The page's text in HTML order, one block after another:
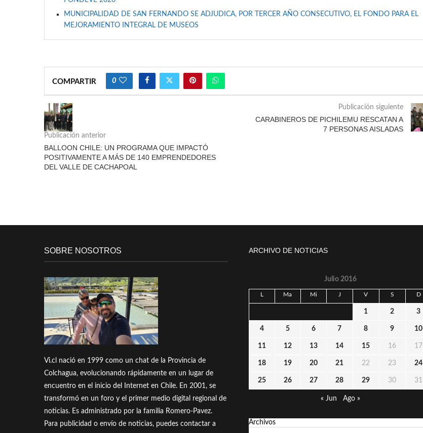
MUNICIPALIDAD DE SAN FERNANDO SE ADJUDICA, POR TERCER AÑO CONSECUTIVO, EL FONDO PARA EL
MEJORAMIENTO INTEGRAL DE MUSEOS
COMPARTIR 0
Publicación anterior
BALLOON CHILE: UN PROGRAMA QUE IMPACTÓ
POSITIVAMENTE A MÁS DE 140 EMPRENDEDORES
DEL VALLE DE CACHAPOAL
Publicación siguiente
CARABINEROS DE PICHILEMU RESCATAN A
7 PERSONAS AISLADAS
SOBRE NOSOTROS
Vi.cl nació en 1999 como un chat de la Provincia de
Colchagua, evolucionando rápidamente en un lugar de
encuentro en el inicio del Internet en Chile. En 2001, se
transformó en un foro y el primer medio digital regional de
noticias. Es administrado por la familia Romero-Pavez.
Para publicidad o envío de noticias, puedes contactar a
ARCHIVO DE NOTICIAS
Julio 2016
L Ma Mi J V S D
1 2 3
4 5 6 7 8 9 10
11 12 13 14 15 16 17
18 19 20 21 22 23 24
25 26 27 28 29 30 31
« Jun Ago »
Archivos